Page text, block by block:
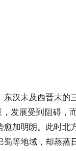
汉末及西晋末的
发展受到阻碍，
加明朗。此时北
等地域，却蒸蒸